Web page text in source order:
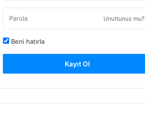
Unuttunuz mu?
Beni hatırla
Kayıt Ol